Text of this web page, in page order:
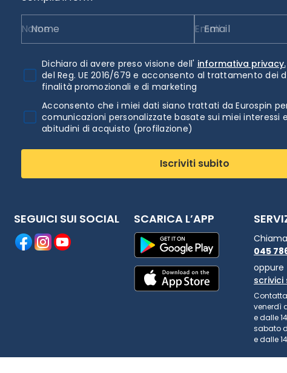
Nome Email
Dichiaro di avere preso visione dell' informativa privacy.
del Reg. UE 2016/679 e acconsento al trattamento dei
finalità promozionali e di marketing
Acconsento che i miei dati siano trattati da Eurospin
comunicazioni personalizzate basate sui miei interessi
abitudini di acquisto (profilazione)
Iscriviti subito
SEGUICI SUI SOCIAL SCARICA L’APP
045
oppure
scrivici
venerdì
e dalle
sabato
e dalle